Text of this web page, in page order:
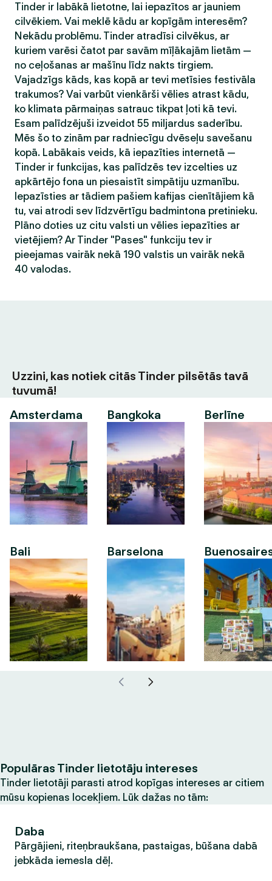
Tinder ir labākā lietotne, lai iepazītos ar jauniem
cilvēkiem. Vai meklē kādu ar kopīgām interesēm?
Nekādu problēmu. Tinder atradīsi cilvēkus, ar
kuriem varēsi čatot par savām mīļākajām lietām —
no ceļošanas ar mašīnu līdz nakts tirgiem.
Vajadzīgs kāds, kas kopā ar tevi metīsies festivāla
trakumos? Vai varbūt vienkārši vēlies atrast kādu,
ko klimata pārmaiņas satrauc tikpat ļoti kā tevi.
Esam palīdzējuši izveidot 55 miljardus saderību.
Mēs šo to zinām par radniecīgu dvēseļu savešanu
kopā. Labākais veids, kā iepazīties internetā —
Tinder ir funkcijas, kas palīdzēs tev izcelties uz
apkārtējo fona un piesaistīt simpātiju uzmanību.
Iepazīsties ar tādiem pašiem kafijas cienītājiem kā
tu, vai atrodi sev līdzvērtīgu badmintona pretinieku.
Plāno doties uz citu valsti un vēlies iepazīties ar
vietējiem? Ar Tinder "Pases" funkciju tev ir
pieejamas vairāk nekā 190 valstis un vairāk nekā
40 valodas.
Uzzini, kas notiek citās Tinder pilsētās tavā
tuvumā!
Amsterdama
Bali
Bangkoka
Barselona
Berlīne
Populāras Tinder lietotāju intereses
Tinder lietotāji parasti atrod kopīgas intereses ar citiem
mūsu kopienas locekļiem. Lūk dažas no tām:
Daba
Pārgājieni, riteņbraukšana, pastaigas, būšana dabā
jebkāda iemesla dēļ.